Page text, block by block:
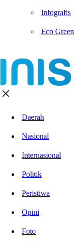
Infografis
Eco Green
Daerah
Nasional
Internasional
Politik
Peristiwa
Opini
Foto